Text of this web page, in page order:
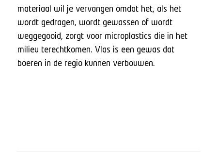
materiaal wil je vervangen omdat het, als het
wordt gedragen, wordt gewassen of wordt
weggegooid, zorgt voor microplastics die in het
milieu terechtkomen. Vlas is een gewas dat
boeren in de regio kunnen verbouwen.